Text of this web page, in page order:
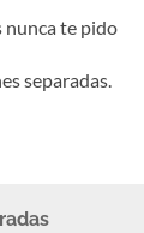
nunca te pido
separadas.